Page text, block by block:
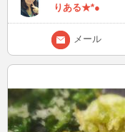
りある★*●
メール